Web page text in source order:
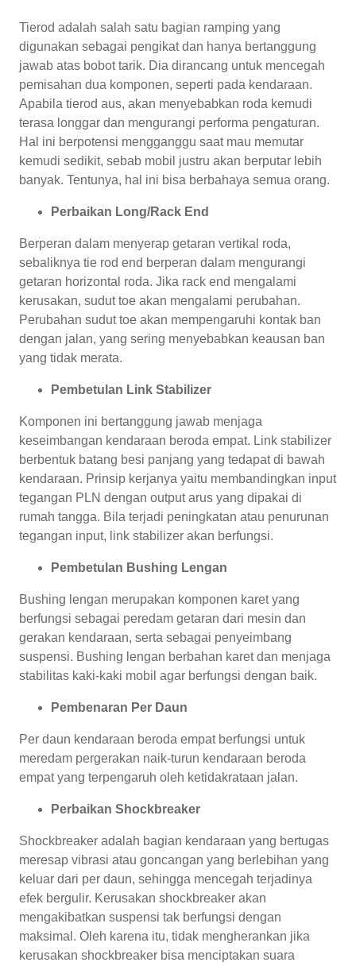
Tierod adalah salah satu bagian ramping yang
digunakan sebagai pengikat dan hanya bertanggung
jawab atas bobot tarik. Dia dirancang untuk mencegah
pemisahan dua komponen, seperti pada kendaraan.
Apabila tierod aus, akan menyebabkan roda kemudi
terasa longgar dan mengurangi performa pengaturan.
Hal ini berpotensi mengganggu saat mau memutar
kemudi sedikit, sebab mobil justru akan berputar lebih
banyak. Tentunya, hal ini bisa berbahaya semua orang.
Perbaikan Long/Rack End
Berperan dalam menyerap getaran vertikal roda,
sebaliknya tie rod end berperan dalam mengurangi
getaran horizontal roda. Jika rack end mengalami
kerusakan, sudut toe akan mengalami perubahan.
Perubahan sudut toe akan mempengaruhi kontak ban
dengan jalan, yang sering menyebabkan keausan ban
yang tidak merata.
Pembetulan Link Stabilizer
Komponen ini bertanggung jawab menjaga
keseimbangan kendaraan beroda empat. Link stabilizer
berbentuk batang besi panjang yang tedapat di bawah
kendaraan. Prinsip kerjanya yaitu membandingkan input
tegangan PLN dengan output arus yang dipakai di
rumah tangga. Bila terjadi peningkatan atau penurunan
tegangan input, link stabilizer akan berfungsi.
Pembetulan Bushing Lengan
Bushing lengan merupakan komponen karet yang
berfungsi sebagai peredam getaran dari mesin dan
gerakan kendaraan, serta sebagai penyeimbang
suspensi. Bushing lengan berbahan karet dan menjaga
stabilitas kaki-kaki mobil agar berfungsi dengan baik.
Pembenaran Per Daun
Per daun kendaraan beroda empat berfungsi untuk
meredam pergerakan naik-turun kendaraan beroda
empat yang terpengaruh oleh ketidakrataan jalan.
Perbaikan Shockbreaker
Shockbreaker adalah bagian kendaraan yang bertugas
meresap vibrasi atau goncangan yang berlebihan yang
keluar dari per daun, sehingga mencegah terjadinya
efek bergulir. Kerusakan shockbreaker akan
mengakibatkan suspensi tak berfungsi dengan
maksimal. Oleh karena itu, tidak mengherankan jika
kerusakan shockbreaker bisa menciptakan suara